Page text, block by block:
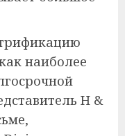
наиболее
H &